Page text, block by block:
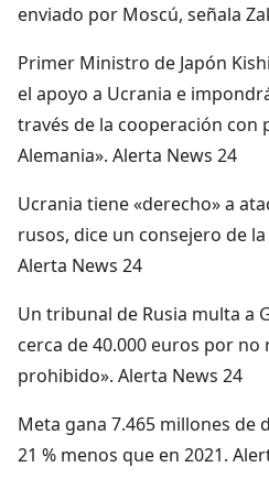
enviado por Moscú, señala
Primer Ministro de Japón
el apoyo a Ucrania e
través de la cooperación con
Alemania». Alerta News 24
Ucrania tiene «derecho» a
rusos, dice un consejero de
Alerta News 24
Un tribunal de Rusia multa a
cerca de 40.000 euros por
prohibido». Alerta News 24
Meta gana 7.465 millones de
21 % menos que en 2021.